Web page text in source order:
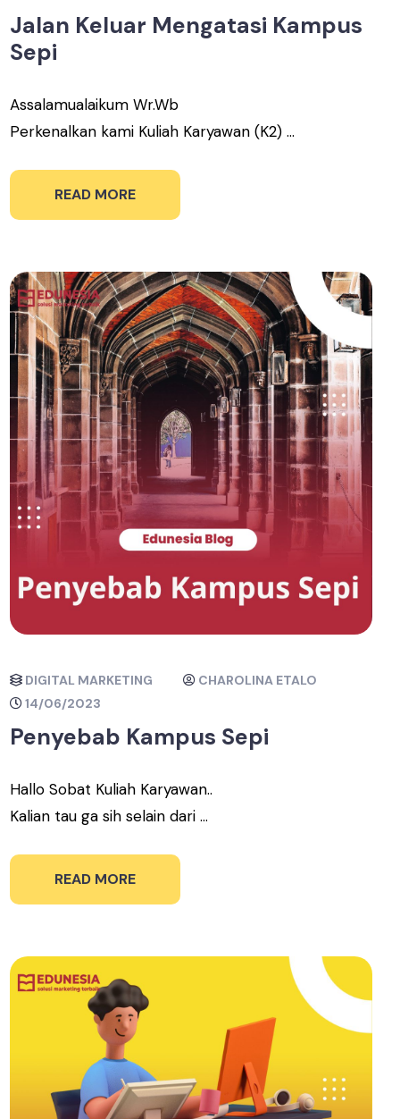
Jalan Keluar Mengatasi Kampus
Sepi
Assalamualaikum Wr.Wb
Perkenalkan kami Kuliah Karyawan (K2) ...
READ MORE
DIGITAL MARKETING
CHAROLINA ETALO
14/06/2023
Penyebab Kampus Sepi
Hallo Sobat Kuliah Karyawan..
Kalian tau ga sih selain dari ...
READ MORE